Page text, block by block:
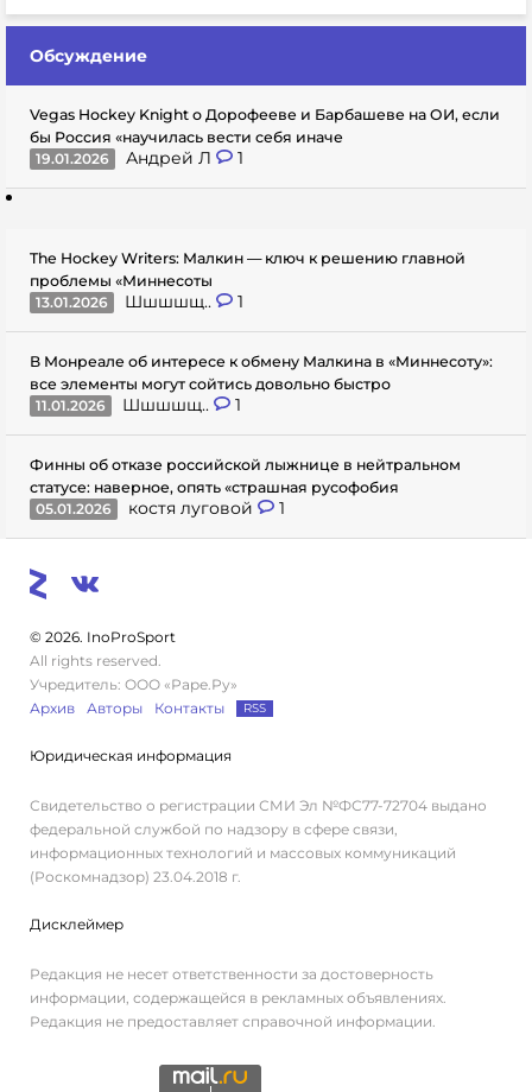
Обсуждение
Vegas Hockey Knight о Дорофееве и Барбашеве на ОИ, если
бы Россия «научилась вести себя иначе
19.01.2026
Андрей Л 1
The Hockey Writers: Малкин — ключ к решению главной
проблемы «Миннесоты
13.01.2026
Шшшшщ.. 1
В Монреале об интересе к обмену Малкина в «Миннесоту»:
все элементы могут сойтись довольно быстро
11.01.2026
Шшшшщ.. 1
Финны об отказе российской лыжнице в нейтральном
статусе: наверное, опять «страшная русофобия
05.01.2026
костя луговой 1
© 2026. InoProSport
All rights reserved.
Учредитель: ООО «Раре.Ру»
Архив
Авторы Контакты RSS
Юридическая информация
Свидетельство о регистрации СМИ Эл №ФС77-72704 выдано
федеральной службой по надзору в сфере связи,
информационных технологий и массовых коммуникаций
(Роскомнадзор) 23.04.2018 г.
Дисклеймер
Редакция не несет ответственности за достоверность
информации, содержащейся в рекламных объявлениях.
Редакция не предоставляет справочной информации.